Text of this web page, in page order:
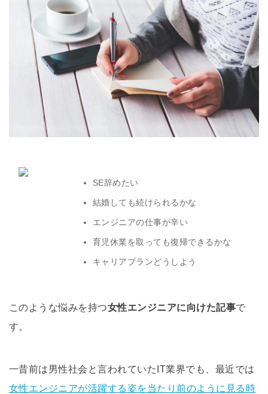
SE辞めたい
結婚しても続けられるかな
エンジニアの仕事が辛い
育児休業を取っても復帰できるかな
キャリアプランどうしよう
このような悩みを持つ女性エンジニアに向けた記事で
す。
一昔前は男性社会と言われていたIT業界でも、最近では
女性エンジニアが活躍する姿を当たり前のように見る時